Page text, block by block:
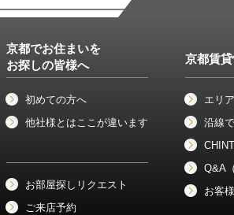
京都でお住まいを
お探しの皆様へ
初めての方へ
他社様とはここが違います
お部屋探しリクエスト
ご来店予約
京都賃
エリ
沿線
Q&A
お客